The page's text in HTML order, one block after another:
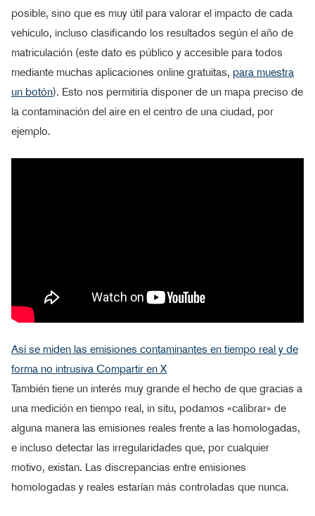
posible, sino que es muy útil para valorar el impacto de cada
vehículo, incluso clasificando los resultados según el año de
matriculación (este dato es público y accesible para todos
mediante muchas aplicaciones online gratuitas, para muestra
un botón). Esto nos permitiría disponer de un mapa preciso de
la contaminación del aire en el centro de una ciudad, por
ejemplo.
Así se miden las emisiones contaminantes en tiempo real y de
forma no intrusiva Compartir en X
También tiene un interés muy grande el hecho de que gracias a
una medición en tiempo real, in situ, podamos «calibrar» de
alguna manera las emisiones reales frente a las homologadas,
e incluso detectar las irregularidades que, por cualquier
motivo, existan. Las discrepancias entre emisiones
homologadas y reales estarían más controladas que nunca.